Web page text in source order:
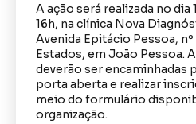
A ação será realizada no dia
16h, na clínica Nova
Avenida Epitácio Pessoa,
Estados, em João Pessoa.
deverão ser encaminhadas
porta aberta e realizar
meio do formulário
organização.